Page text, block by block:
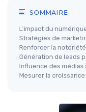
SOMMAIRE
L'impact du
Stratégies de
Renforcer la
Génération de leads
Influence des
Mesurer la